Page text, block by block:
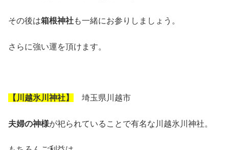
その後は箱根神社も一緒にお参りしましょう。
さらに強い運を頂けます。
【川越氷川神社】 埼玉県川越市
夫婦の神様が祀られていることで有名な川越氷川神社。